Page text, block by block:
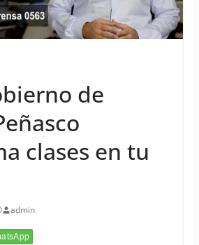
de
clases en tu
admin